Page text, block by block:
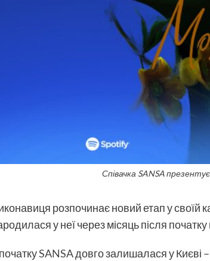
Співачка SANSA
розпочинає новий етап у своїй
у неї через місяць після початку
SANSAдовго залишалася у Києві